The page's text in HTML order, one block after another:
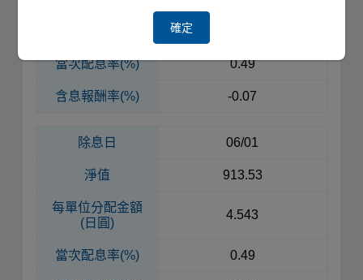
當次配息率(%) 0.49
含息報酬率(%) -0.07
除息日 06/01
淨值 913.53
每單位分配金額
(日圓)
4.543
當次配息率(%) 0.49
確定